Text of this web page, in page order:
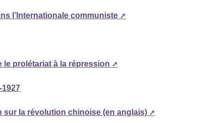
l’Internationale communiste
le prolétariat à la répression
sur la révolution chinoise (en anglais)